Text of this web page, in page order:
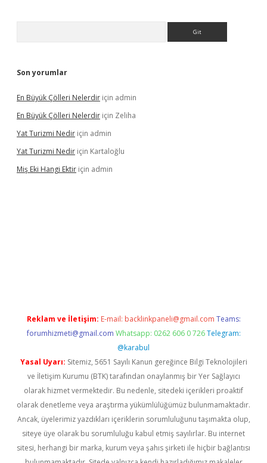
Son yorumlar
En Büyük Çölleri Nelerdir için admin
En Büyük Çölleri Nelerdir için Zeliha
Yat Turizmi Nedir için admin
Yat Turizmi Nedir için Kartaloğlu
Miş Eki Hangi Ektir için admin
Reklam ve İletişim: E-mail: backlinkpaneli@gmail.com Teams:
forumhizmeti@gmail.com Whatsapp: 0262 606 0 726 Telegram:
@karabul
Yasal Uyarı: Sitemiz, 5651 Sayılı Kanun gereğince Bilgi Teknolojileri
ve İletişim Kurumu (BTK) tarafından onaylanmış bir Yer Sağlayıcı
olarak hizmet vermektedir. Bu nedenle, sitedeki içerikleri proaktif
olarak denetleme veya araştırma yükümlülüğümüz bulunmamaktadır.
Ancak, üyelerimiz yazdıkları içeriklerin sorumluluğunu taşımakta olup,
siteye üye olarak bu sorumluluğu kabul etmiş sayılırlar. Bu internet
sitesi, herhangi bir marka, kurum veya şahıs şirketi ile hiçbir bağlantısı